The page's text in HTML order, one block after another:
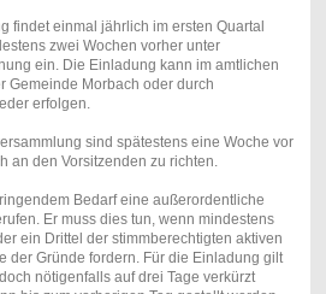
findet einmal jährlich im ersten Quartal
zwei Wochen vorher unter
ein. Die Einladung kann im amtlichen
Gemeinde Morbach oder durch
erfolgen.
sind spätestens eine Woche vor
an den Vorsitzenden zu richten.
Bedarf eine außerordentliche
Er muss dies tun, wenn mindestens
ein Drittel der stimmberechtigten aktiven
der Gründe fordern. Für die Einladung gilt
nötigenfalls auf drei Tage verkürzt